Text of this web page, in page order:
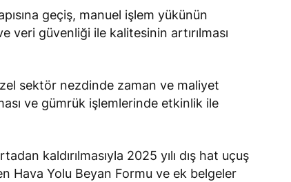
geçiş, manuel işlem yükünün
veri güvenliği ile kalitesinin artırılması
sektör nezdinde zaman ve maliyet
ve gümrük işlemlerinde etkinlik ile
kaldırılmasıyla 2025 yılı dış hat uçuş
Hava Yolu Beyan Formu ve ek belgeler